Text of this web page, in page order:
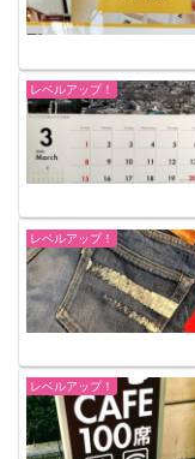
レベルアップ！
レベルアップ！
レベルアップ！